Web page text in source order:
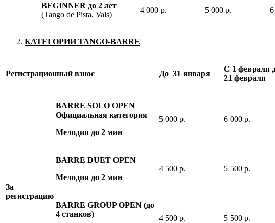
BEGINNER до 2 лет
(Tango de Pista, Vals)
4 000 р. 5 000 р.
КАТЕГОРИИ TANGO-BARRE
Регистрационный взнос До 31 января
С 1 февраля
21 февраля
За
регистрацию
BARRE SOLO OPEN
Официальная категория
Мелодия до 2 мин
5 000 р. 6 000 р.
BARRE DUET OPEN
Мелодия до 2 мин
4 500 р. 5 500 р.
BARRE GROUP OPEN (до
4 станков)
4 500 р. 5 500 р.